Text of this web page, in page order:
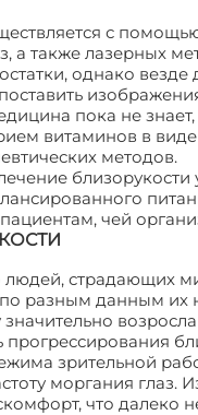
с
а также лазерных
однако
пока не
витаминов в
методов.
чей
страдающих
разным данным их
прогрессирования
зрительной
моргания глаз.
что